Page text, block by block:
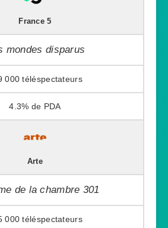
France 5
mondes disparus
000
4.3%
Arte
de la chambre 301
000